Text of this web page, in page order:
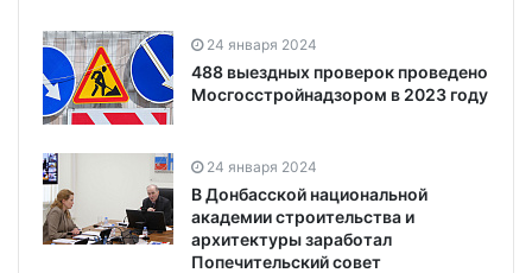
24 января 2024
488 выездных проверок проведено
Мосгосстройнадзором в 2023 году
24 января 2024
В Донбасской национальной
академии строительства и
архитектуры заработал
Попечительский совет